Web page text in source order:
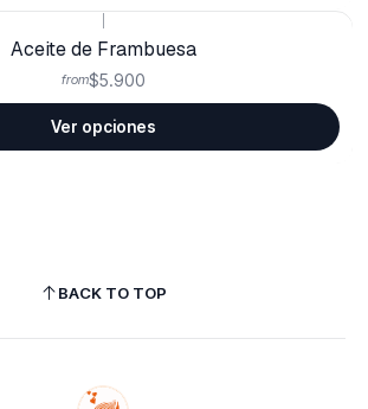
Aceite de Frambuesa
from$5.900
Ver opciones
BACK TO TOP